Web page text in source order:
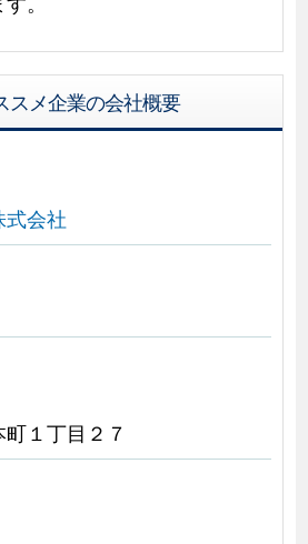
スメ企業の会社概要
式会社
１丁目２７